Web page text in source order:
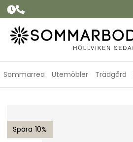
Sommarrea Utemöbler Trädgård
10